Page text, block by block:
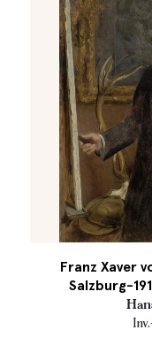
Franz Xaver
Salzburg-